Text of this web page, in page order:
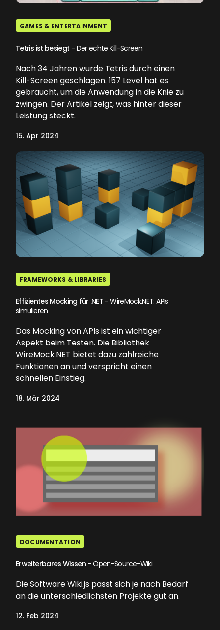
GAMES & ENTERTAINMENT
Tetris ist besiegt - Der echte Kill-Screen
Nach 34 Jahren wurde Tetris durch einen
Kill-Screen geschlagen. 157 Level hat es
gebraucht, um die Anwendung in die Knie zu
zwingen. Der Artikel zeigt, was hinter dieser
Leistung steckt.
15. Apr 2024
FRAMEWORKS & LIBRARIES
Effizientes Mocking für .NET - WireMock.NET: APIs
simulieren
Das Mocking von APIs ist ein wichtiger
Aspekt beim Testen. Die Bibliothek
WireMock.NET bietet dazu zahlreiche
Funktionen an und verspricht einen
schnellen Einstieg.
18. Mär 2024
DOCUMENTATION
Erweiterbares Wissen - Open-Source-Wiki
Die Software Wiki.js passt sich je nach Bedarf
an die unterschiedlichsten Projekte gut an.
12. Feb 2024